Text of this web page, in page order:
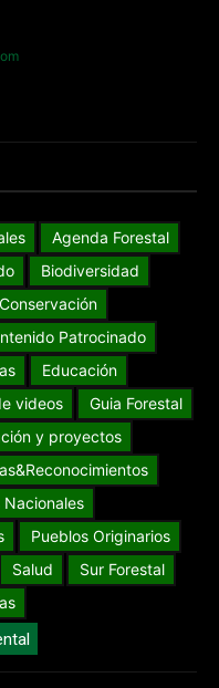
Agenda Forestal
Biodiversidad
Conservación
Patrocinado
Educación
videos
Guia Forestal
y proyectos
Nacionales
Pueblos Originarios
Salud
Sur Forestal